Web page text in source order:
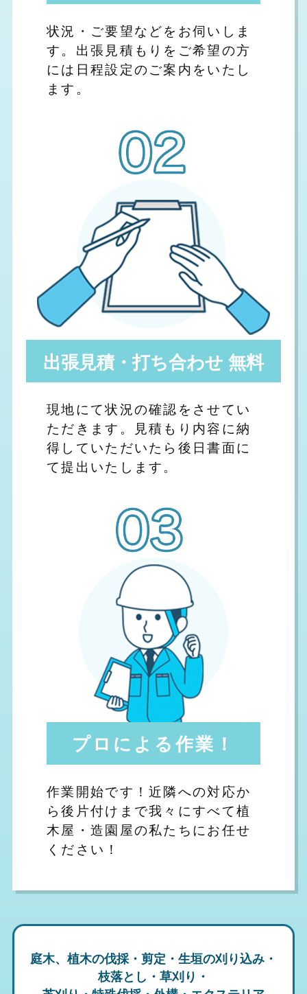
状況・ご要望などをお伺いしま
す。出張見積もりをご希望の方
には日程設定のご案内をいたし
ます。
出張見積・打ち合わせ 無料
現地にて状況の確認をさせてい
ただきます。見積もり内容に納
得していただいたら後日書面に
て提出いたします。
プロによる作業！
作業開始です！近隣への対応か
ら後片付けまで我々にすべて植
木屋・造園屋の私たちにお任せ
ください！
庭木、植木の伐採・剪定・生垣の刈り込み・
枝落とし・草刈り・